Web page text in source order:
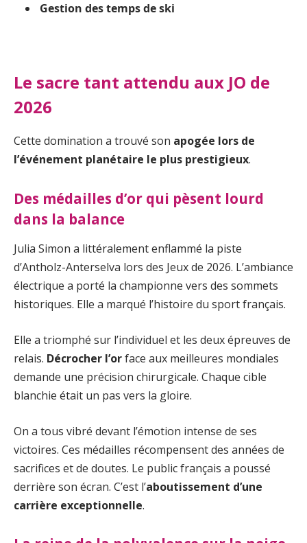
Gestion des temps de ski
Le sacre tant attendu aux JO de
2026
Cette domination a trouvé son apogée lors de
l’événement planétaire le plus prestigieux.
Des médailles d’or qui pèsent lourd
dans la balance
Julia Simon a littéralement enflammé la piste
d’Antholz-Anterselva lors des Jeux de 2026. L’ambiance
électrique a porté la championne vers des sommets
historiques. Elle a marqué l’histoire du sport français.
Elle a triomphé sur l’individuel et les deux épreuves de
relais. Décrocher l’orface aux meilleures mondiales
demande une précision chirurgicale. Chaque cible
blanchie était un pas vers la gloire.
On a tous vibré devant l’émotion intense de ses
victoires. Ces médailles récompensent des années de
sacrifices et de doutes. Le public français a poussé
derrière son écran. C’est l’aboutissement d’une
carrière exceptionnelle.